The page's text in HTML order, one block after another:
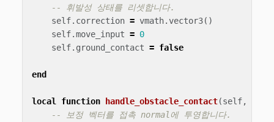
-- 휘발성 상태를 리셋합니다.
self. correction = vmath.vector3()
self.move_input = 0
self. ground_contact = false
end
local function handle_obstacle_contact(self,
-- 보정 벡터를 접촉 normal에 투영합니다.